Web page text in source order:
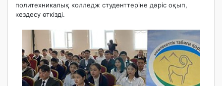
политехникалық колледж студенттеріне дәріс оқып,
кездесу өткізді.